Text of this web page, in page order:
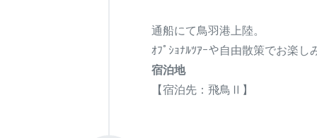
通船にて鳥羽港上陸。
ｵﾌﾟｼｮﾅﾙﾂｱｰや自由散策でお楽し
宿泊地
【宿泊先：飛鳥Ⅱ】